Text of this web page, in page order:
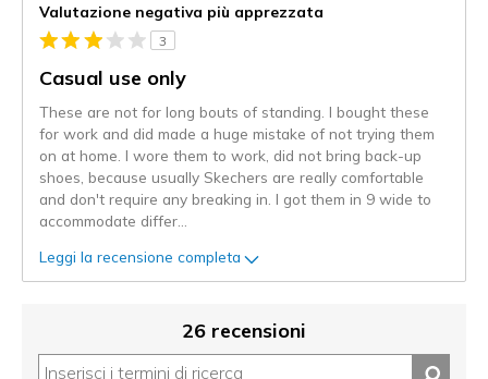
Valutazione negativa più apprezzata
3
Casual use only
These are not for long bouts of standing. I bought these
for work and did made a huge mistake of not trying them
on at home. I wore them to work, did not bring back-up
shoes, because usually Skechers are really comfortable
and don't require any breaking in. I got them in 9 wide to
accommodate differ
Leggi la recensione completa
26 recensioni